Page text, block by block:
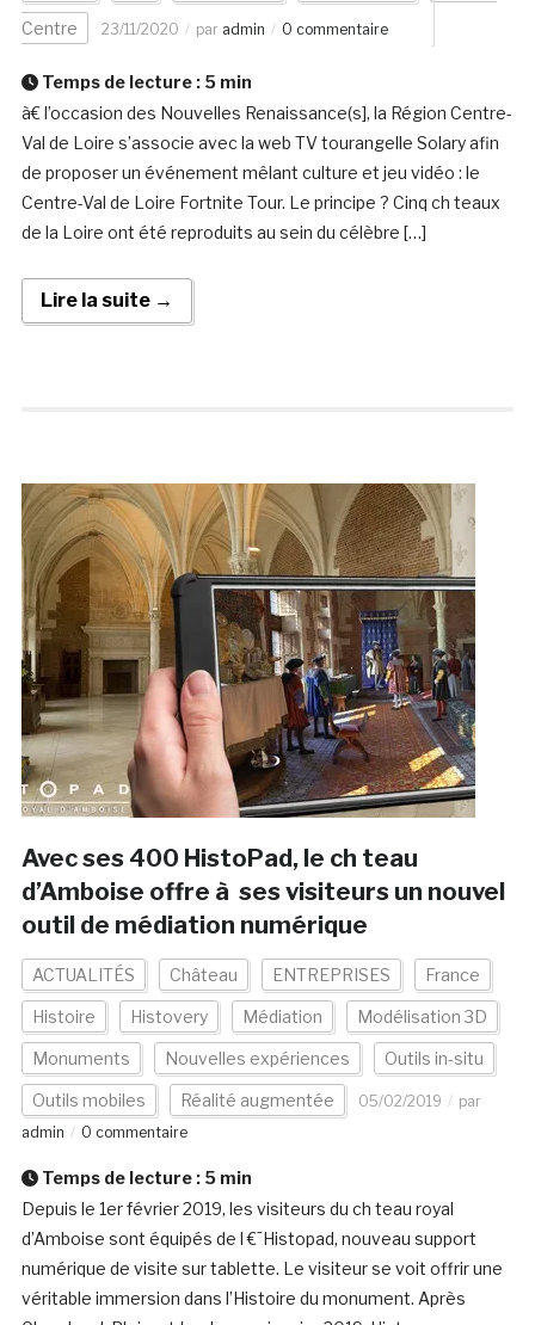
Centre 23/11/2020 par admin 0 commentaire
Temps de lecture : 5 min
à€ l’occasion des Nouvelles Renaissance(s], la Région Centre-
Val de Loire s’associe avec la web TV tourangelle Solary afin
de proposer un événement mêlant culture et jeu vidéo : le
Centre-Val de Loire Fortnite Tour. Le principe ? Cinq ch teaux
de la Loire ont été reproduits au sein du célèbre […]
Lire la suite →
Avec ses 400 HistoPad, le ch teau
d’Amboise offre à ses visiteurs un nouvel
outil de médiation numérique
ACTUALITÉS Château ENTREPRISES France
Histoire Histovery Médiation Modélisation 3D
Monuments Nouvelles expériences Outils in-situ
Outils mobiles Réalité augmentée 05/02/2019
par
admin
0 commentaire
Temps de lecture : 5 min
Depuis le 1er février 2019, les visiteurs du ch teau royal
d’Amboise sont équipés de l €˜Histopad, nouveau support
numérique de visite sur tablette. Le visiteur se voit offrir une
véritable immersion dans l’Histoire du monument. Après